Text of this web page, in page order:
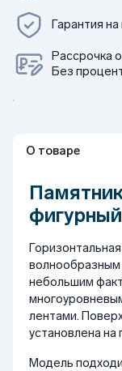
Гарантия
Рассрочка
Без
О товаре
небольшим
лентами.
установлена на
Модель